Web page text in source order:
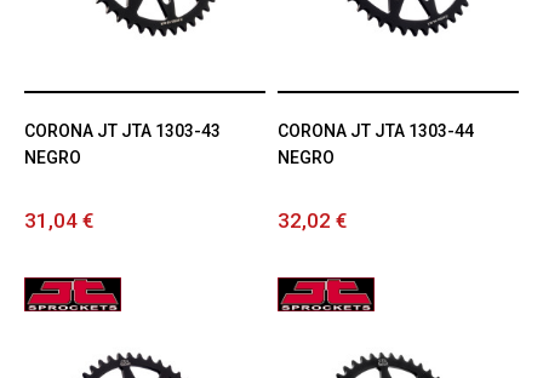
CORONA JT JTA 1303-43
NEGRO
31,04 €
CORONA JT JTA 1303-44
NEGRO
32,02 €